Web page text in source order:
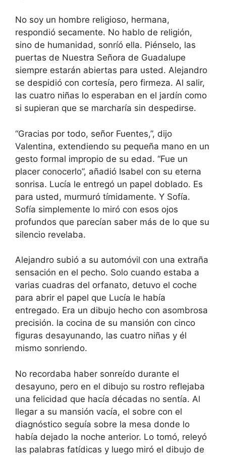
No soy un hombre religioso, hermana,
respondió secamente. No hablo de religión,
sino de humanidad, sonríó ella. Piénselo, las
puertas de Nuestra Señora de Guadalupe
siempre estarán abiertas para usted. Alejandro
se despidió con cortesía, pero firmeza. Al salir,
las cuatro niñas lo esperaban en el jardín como
si supieran que se marcharía sin despedirse.
“Gracias por todo, señor Fuentes,”, dijo
Valentina, extendiendo su pequeña mano en un
gesto formal impropio de su edad. “Fue un
placer conocerlo”, añadió Isabel con su eterna
sonrisa. Lucía le entregó un papel doblado. Es
para usted, murmuró tímidamente. Y Sofía.
Sofía simplemente lo miró con esos ojos
profundos que parecían saber más de lo que su
silencio revelaba.
Alejandro subió a su automóvil con una extraña
sensación en el pecho. Solo cuando estaba a
varias cuadras del orfanato, detuvo el coche
para abrir el papel que Lucía le había
entregado. Era un dibujo hecho con asombrosa
precisión. la cocina de su mansión con cinco
figuras desayunando, las cuatro niñas y él
mismo sonriendo.
No recordaba haber sonreído durante el
desayuno, pero en el dibujo su rostro reflejaba
una felicidad que hacía décadas no sentía. Al
llegar a su mansión vacía, el sobre con el
diagnóstico seguía sobre la mesa donde lo
había dejado la noche anterior. Lo tomó, releyó
las palabras fatídicas y luego miró el dibujo de